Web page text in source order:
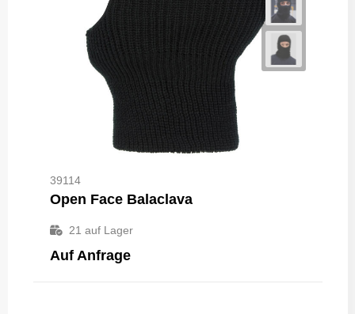
39114
Open Face Balaclava
21 auf Lager
Auf Anfrage